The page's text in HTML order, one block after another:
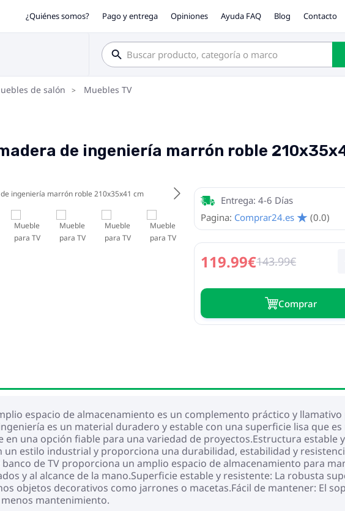
¿Quiénes somos? Pago y entrega Opiniones Ayuda FAQ Blog Contacto
de salón Muebles TV
de ingeniería marrón roble
Entrega: 4-6 Días
Pagina: Comprar24.es (0.0)
119.99€143.99€
Сomprar
espacio de almacenamiento es un complemento práctico y
es un material duradero y estable con una superficie lisa que
en una opción fiable para una variedad de proyectos.Estructura estable
un estilo industrial y proporciona una durabilidad, estabilidad y
de TV proporciona un amplio espacio de almacenamiento para
y al alcance de la mano.Superficie estable y resistente: La robusta
objetos decorativos como jarrones o macetas.Fácil de mantener: El
mantenimiento.